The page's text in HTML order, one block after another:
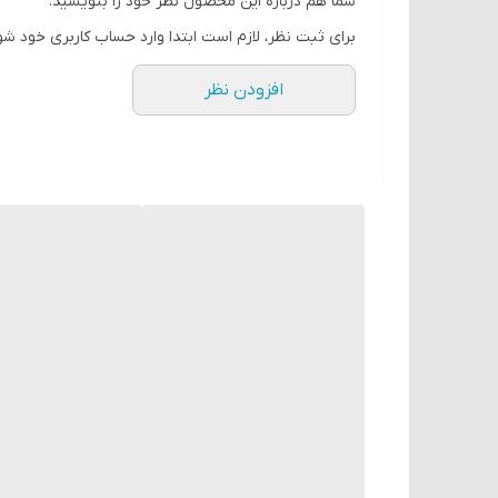
برای ثبت نظر، لازم است ابتدا وارد حساب کاربری خود
افزودن نظر